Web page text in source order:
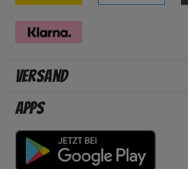
Versand
Apps